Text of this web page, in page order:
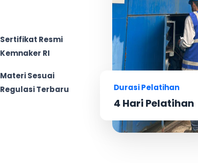
Sertifikat Resmi
Kemnaker RI
Materi Sesuai
Regulasi Terbaru
Durasi Pelatihan
4 Hari Pelatihan